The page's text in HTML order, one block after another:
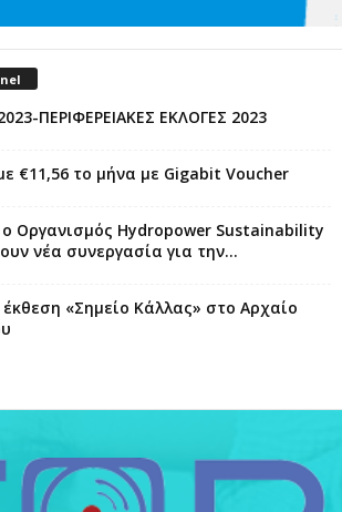
ΠΕΡΙΦΕΡΕΙΑΚΕΣ ΕΚΛΟΓΕΣ 2023
€11,56 το μήνα με Gigabit Voucher
Οργανισμός Hydropower Sustainability
νέα συνεργασία για την...
έκθεση «Σημείο Κάλλας» στο Αρχαίο